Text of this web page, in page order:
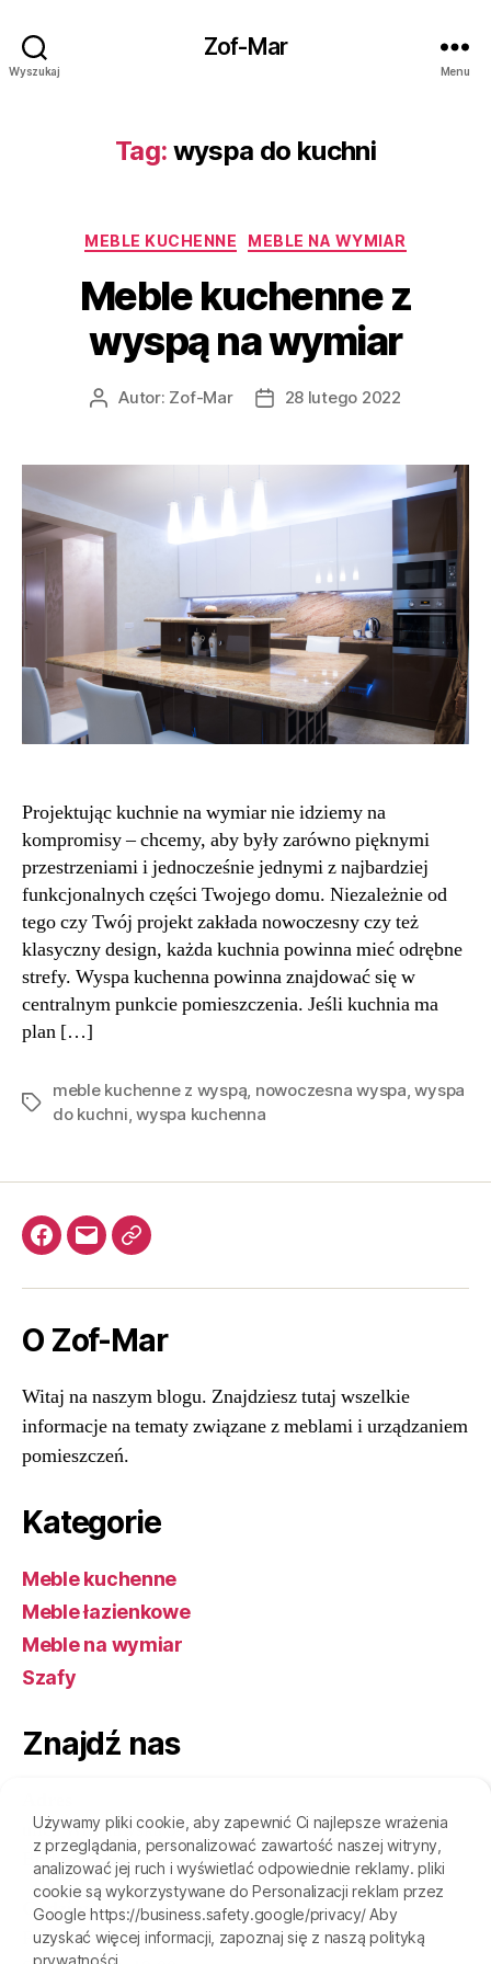
Wyszukaj
Zof-Mar
Menu
Tag: wyspa do kuchni
Kategorie
MEBLE KUCHENNE MEBLE NA WYMIAR
Meble kuchenne z
wyspą na wymiar
AutorAutor: Zof-Mar
Data28 lutego 2022
Projektując kuchnie na wymiar nie idziemy na
kompromisy – chcemy, aby były zarówno pięknymi
przestrzeniami i jednocześnie jednymi z najbardziej
funkcjonalnych części Twojego domu. Niezależnie od
tego czy Twój projekt zakłada nowoczesny czy też
klasyczny design, każda kuchnia powinna mieć odrębne
strefy. Wyspa kuchenna powinna znajdować się w
centralnym punkcie pomieszczenia. Jeśli kuchnia ma
plan […]
Tagi
meble kuchenne z wyspą nowoczesna wyspa ,wyspa
do kuchni ,wyspa kuchenna
Facebookkontakt@zof-
Meble
O Zof-Mar
Witaj na naszym blogu. Znajdziesz tutaj wszelkie
informacje na tematy związane z meblami i urządzaniem
pomieszczeń.
Kategorie
Meble kuchenne
Meble łazienkowe
Meble na wymiar
Szafy
Znajdź nas
ulica Wrocławska 94
Bralin, 63-640
Godziny
Poniedziałek—piątek: 7:00–19:00
Używamy pliki cookie, aby zapewnić Ci najlepsze wrażenia
z przeglądania, personalizować zawartość naszej witryny,
analizować jej ruch i wyświetlać odpowiednie reklamy. pliki
cookie są wykorzystywane do Personalizacji reklam przez
Google https://business.safety.google/privacy/ Aby
uzyskać więcej informacji, zapoznaj się z naszą polityką
prywatności.